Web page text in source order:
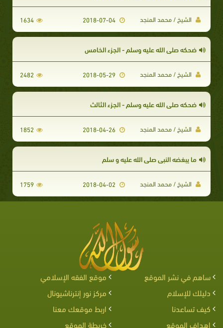
الشيخ / محمد المنجد 1634
ضحكه صلى الله عليه وسلم - الجزء الخامس
الشيخ / محمد المنجد 2482
ضحكه صلى الله عليه وسلم - الجزء الثالث
الشيخ / محمد المنجد 1852
ما يبغضه النبي صلى الله عليه و سلم
الشيخ / محمد المنجد 1759
ساهم في نشر الموقع
موقع الفقه الإسلامي
دليلك للإسلام
مركز نور إنترناشيونال
كيف تساعدنا
اربط موقعك معنا
اهداف الموقع
خريطة الموقع